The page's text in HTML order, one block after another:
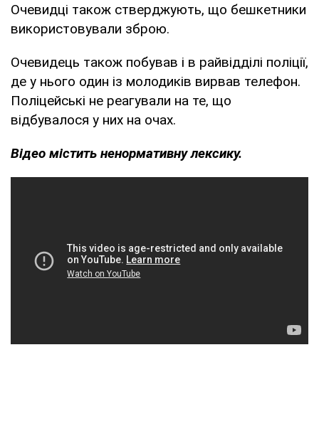
Очевидці також стверджують, що бешкетники
використовували зброю.
Очевидець також побував і в райвідділі поліції,
де у нього один із молодиків вирвав телефон.
Поліцейські не реагували на те, що
відбувалося у них на очах.
Відео містить ненормативну лексику.